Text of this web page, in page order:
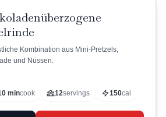
Kombination aus Mini-Pretzels,
und Nüssen.
mincook 12servings 150cal